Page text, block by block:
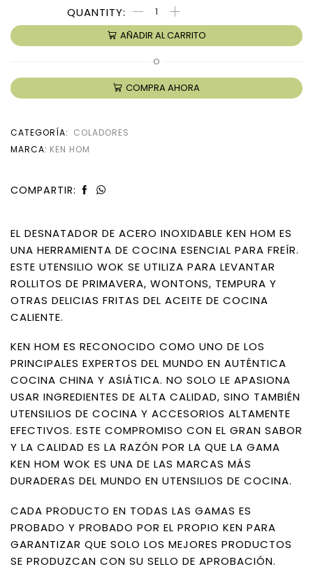
AÑADIR AL CARRITO
O
COMPRA AHORA
CATEGORÍA: COLADORES
MARCA: KEN HOM
COMPARTIR:
EL DESNATADOR DE ACERO INOXIDABLE KEN HOM ES
UNA HERRAMIENTA DE COCINA ESENCIAL PARA FREÍR.
ESTE UTENSILIO WOK SE UTILIZA PARA LEVANTAR
ROLLITOS DE PRIMAVERA, WONTONS, TEMPURA Y
OTRAS DELICIAS FRITAS DEL ACEITE DE COCINA
CALIENTE.
KEN HOM ES RECONOCIDO COMO UNO DE LOS
PRINCIPALES EXPERTOS DEL MUNDO EN AUTÉNTICA
COCINA CHINA Y ASIÁTICA. NO SOLO LE APASIONA
USAR INGREDIENTES DE ALTA CALIDAD, SINO TAMBIÉN
UTENSILIOS DE COCINA Y ACCESORIOS ALTAMENTE
EFECTIVOS. ESTE COMPROMISO CON EL GRAN SABOR
Y LA CALIDAD ES LA RAZÓN POR LA QUE LA GAMA
KEN HOM WOK ES UNA DE LAS MARCAS MÁS
DURADERAS DEL MUNDO EN UTENSILIOS DE COCINA.
CADA PRODUCTO EN TODAS LAS GAMAS ES
PROBADO Y PROBADO POR EL PROPIO KEN PARA
GARANTIZAR QUE SOLO LOS MEJORES PRODUCTOS
SE PRODUZCAN CON SU SELLO DE APROBACIÓN.